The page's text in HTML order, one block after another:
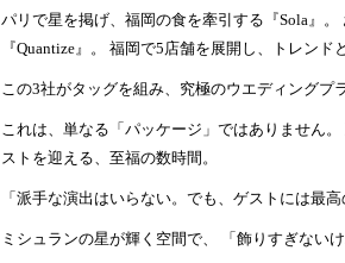
パリで星を掲げ、福岡の食を牽引する『Sola』
『Quantize』。 福岡で5店舗を展開し、トレンド
この3社がタッグを組み、究極のウエディングプ
これは、単なる「パッケージ」ではありません
ストを迎える、至福の数時間。
「派手な演出はいらない。でも、ゲストには最
ミシュランの星が輝く空間で、 「飾りすぎない